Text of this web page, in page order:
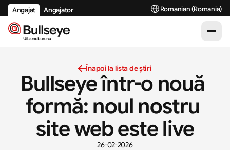
Înapoi la lista de știri
Bullseye într-o nouă
formă: noul nostru
site web este live
26-02-2026
Angajat Angajator Select Language
Romanian (Romania)